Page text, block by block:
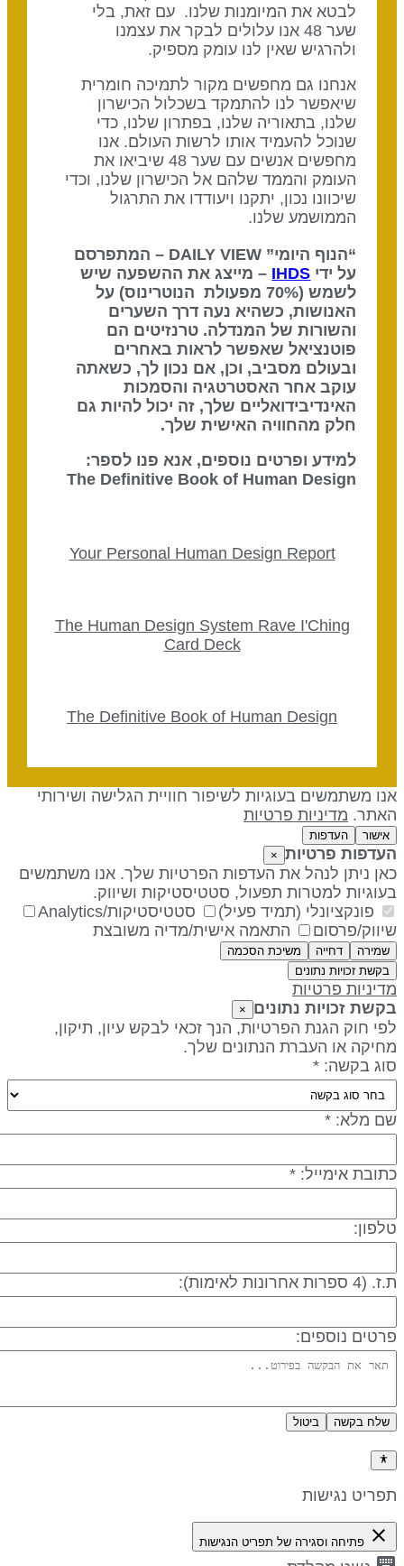
לבטא את המיומנות שלנו. עם זאת, בלי
שער 48 אנו עלולים לבקר את עצמנו
ולהרגיש שאין לנו עומק מספיק.
אנחנו גם מחפשים מקור לתמיכה חומרית
שיאפשר לנו להתמקד בשכלול הכישרון
שלנו, בתאוריה שלנו, בפתרון שלנו, כדי
שנוכל להעמיד אותו לרשות העולם. אנו
מחפשים אנשים עם שער 48 שיביאו את
העומק והממד שלהם אל הכישרון שלנו, וכדי
שיכוונו נכון, יתקנו ויעודדו את התרגול
הממושמע שלנו.
“הנוף היומי” DAILY VIEW – המתפרסם
על ידיIHDS – מייצג את ההשפעה שיש
לשמש (70% מפעולת הנוטרינוס) על
האנושות, כשהיא נעה דרך השערים
והשורות של המנדלה. טרנזיטים הם
פוטנציאל שאפשר לראות באחרים
ובעולם מסביב, וכן, אם נכון לך, כשאתה
עוקב אחר האסטרטגיה והסמכות
האינדיבידואליים שלך, זה יכול להיות גם
חלק מהחוויה האישית שלך.
למידע ופרטים נוספים, אנא פנו לספר:
The Definitive Book of Human Design
Your Personal Human Design Report
The Human Design System Rave I'Ching
Card Deck
The Definitive Book of Human Design
משתמשים בעוגיות לשיפור חוויית הגלישה ושירותי
מדיניות פרטיות
אישור העדפות
פרטיות ×
ניתן לנהל את העדפות הפרטיות שלך. אנו משתמשים
למטרות תפעול, סטטיסטיקות ושיווק.
פונקציונלי (תמיד פעיל)
סטטיסטיקות/Analytics
פרסום
התאמה אישית/מדיה משובצת
שמירה דחייה
משיכת הסכמה
בקשת זכויות נתונים
פרטיות
זכויות נתונים
חוק הגנת הפרטיות, הנך זכאי לבקש עיון, תיקון,
או העברת הנתונים שלך.
בקשה: *
מלא: *
אימייל: *
ספרות אחרונות לאימות):
נוספים:
שלח בקשה ביטול
נגישות
close פתיחה וסגירה של תפריט הנגישות